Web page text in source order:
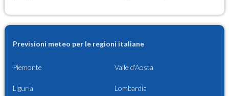
Previsioni meteo per le regioni italiane
Piemonte Valle d'Aosta
Liguria Lombardia